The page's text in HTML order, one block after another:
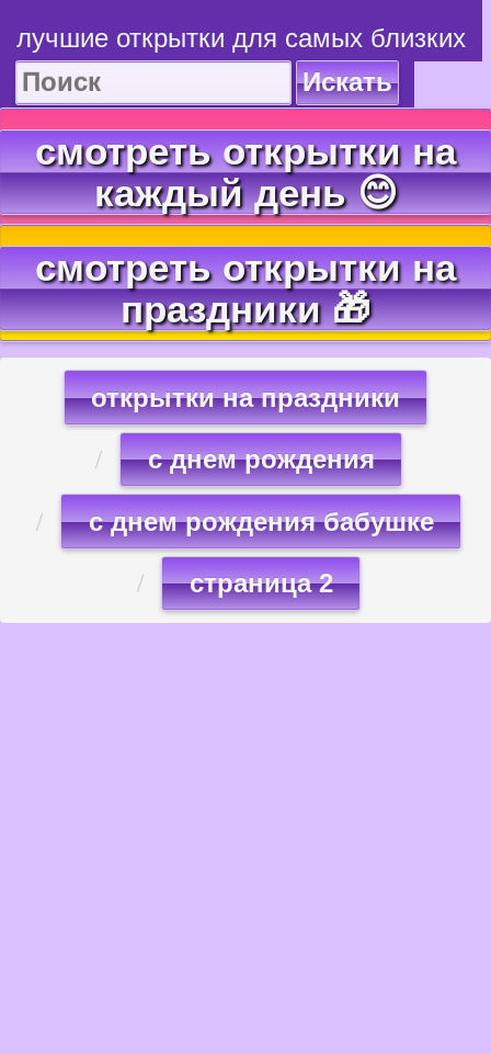
лучшие открытки для самых близких
Искать
смотреть открытки на
каждый день 😊
смотреть открытки на
праздники 🎁
открытки на праздники
с днем рождения
с днем рождения бабушке
страница 2